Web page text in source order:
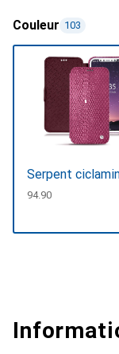
Couleur 103
Serpent
CHF
94.90